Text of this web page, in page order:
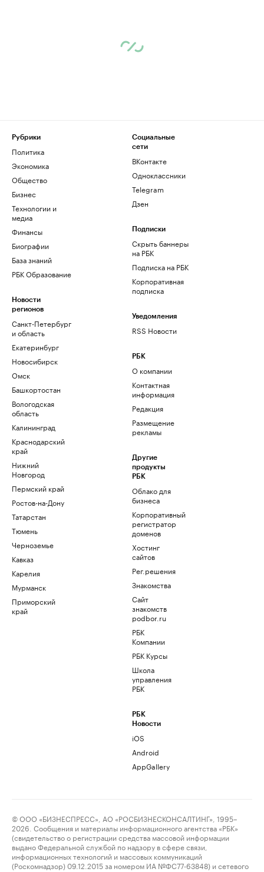
Рубрики
Политика
Экономика
Общество
Бизнес
Технологии и
медиа
Финансы
Биографии
База знаний
РБК Образование
Новости
регионов
Санкт-Петербург
и область
Екатеринбург
Новосибирск
Омск
Башкортостан
Вологодская
область
Калининград
Краснодарский
край
Нижний
Новгород
Пермский край
Ростов-на-Дону
Татарстан
Тюмень
Черноземье
Кавказ
Карелия
Мурманск
Приморский
край
Социальные
сети
ВКонтакте
Одноклассники
Telegram
Дзен
Подписки
Скрыть баннеры
на РБК
Подписка на РБК
Корпоративная
подписка
Уведомления
RSS Новости
РБК
О компании
Контактная
информация
Редакция
Размещение
рекламы
Другие
продукты
РБК
Облако для
бизнеса
Корпоративный
регистратор
доменов
Хостинг
сайтов
Рег.решения
Знакомства
Сайт
знакомств
podbor.ru
РБК
Компании
РБК Курсы
Школа
управления
РБК
РБК
Новости
iOS
Android
AppGallery
© ООО «БИЗНЕСПРЕСС», АО «РОСБИЗНЕСКОНСАЛТИНГ», 1995–
2026. Сообщения и материалы информационного агентства «РБК»
(свидетельство о регистрации средства массовой информации
выдано Федеральной службой по надзору в сфере связи,
информационных технологий и массовых коммуникаций
(Роскомнадзор) 09.12.2015 за номером ИА №ФС77-63848) и сетевого